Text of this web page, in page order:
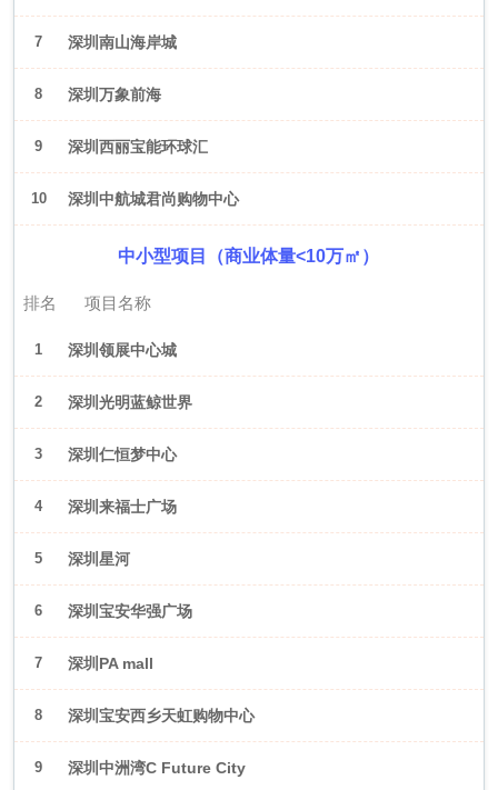
7 深圳南山海岸城
8 深圳万象前海
9 深圳西丽宝能环球汇
10 深圳中航城君尚购物中心
中小型项目（商业体量<10万㎡）
排名 项目名称
1 深圳领展中心城
2 深圳光明蓝鲸世界
3 深圳仁恒梦中心
4 深圳来福士广场
5 深圳星河
WORLD·COCOPark
6 深圳宝安华强广场
7 深圳PA mall
8 深圳宝安西乡天虹购物中心
9 深圳中洲湾C Future City